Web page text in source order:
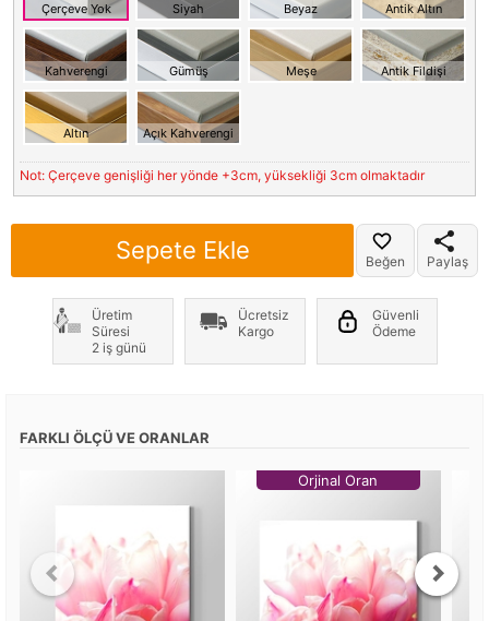
Çerçeve Yok Siyah Beyaz Antik Altın
Kahverengi Gümüş Meşe Antik Fildişi
Altın Açık Kahverengi
Not: Çerçeve genişliği her yönde +3cm, yüksekliği 3cm olmaktadır
Sepete Ekle Beğen Paylaş
Üretim
Süresi
2 iş günü
Ücretsiz
Kargo
Güvenli
Ödeme
FARKLI ÖLÇÜ VE ORANLAR
Orjinal Oran